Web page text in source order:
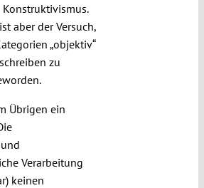
aber der Versuch,
„objektiv“
zu
Übrigen ein
Verarbeitung
keinen